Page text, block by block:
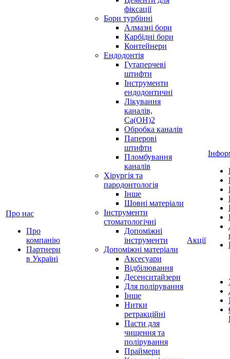
Про нас
Про
компанію
Партнери
в Україні
фіксації
Бори турбінні
Алмазні бори
Карбідні бори
Контейнери
Ендодонтія
Гутаперчеві
штифти
Інструменти
ендодонтичні
Лікування
каналів,
Ca(OH)2
Обробка каналів
Паперові
штифти
Пломбування
каналів
Хірургія та
пародонтологія
Інше
Шовні матеріали
Інструменти
стоматологічні
Допоміжні
інструменти
Допоміжні матеріали
Аксесуари
Відбілювання
Десенситайзери
Для полірування
Інше
Нитки
ретракційні
Пасти для
чищення та
полірування
Праймери
Акції